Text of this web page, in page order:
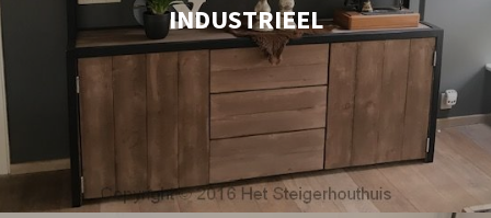
INDUSTRIEEL